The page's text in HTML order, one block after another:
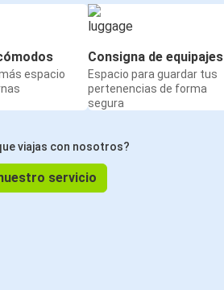
espacio
Consigna de equipajes
Espacio para guardar tus
pertenencias de forma
segura
viajas con nosotros?
servicio